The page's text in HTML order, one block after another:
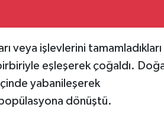
veya işlevlerini tamamladıkları
eşleşerek çoğaldı.
yabanileşerek
dönüştü.